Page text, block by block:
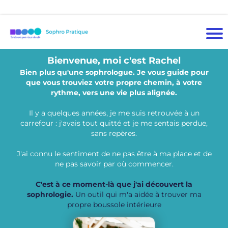
Qui
suis
es
pa
m
Bienvenue, moi c'est Rachel
Bien plus qu'une sophrologue. Je vous guide pour
que vous trouviez votre propre chemin, à votre
rythme, vers une vie plus alignée.
Il y a quelques années, je me suis retrouvée à un
carrefour : j'avais tout quitté et je me sentais perdue,
sans repères.
J'ai connu le sentiment de ne pas être à ma place et de
ne pas savoir par où commencer.
C'est à ce moment-là que j'ai découvert la
sophrologie. Un outil qui m'a aidée à trouver ma
propre boussole intérieure